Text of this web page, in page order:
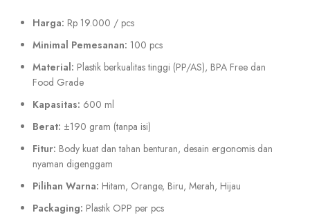
Harga: Rp 19.000 / pcs
Minimal Pemesanan: 100 pcs
Material: Plastik berkualitas tinggi (PP/AS), BPA Free dan
Food Grade
Kapasitas: 600 ml
Berat: ±190 gram (tanpa isi)
Fitur: Body kuat dan tahan benturan, desain ergonomis dan
nyaman digenggam
Pilihan Warna: Hitam, Orange, Biru, Merah, Hijau
Packaging: Plastik OPP per pcs